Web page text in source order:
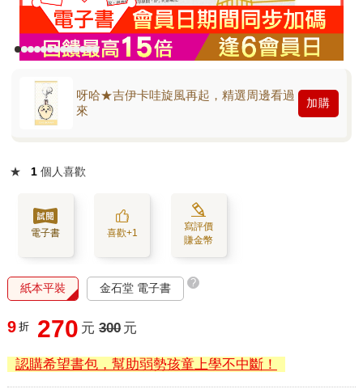
呀哈★吉伊卡哇旋風再起，精選周邊看過
來
加購
★ 1 個人喜歡
電子書 喜歡+1
寫評價
賺金幣
紙本平裝 金石堂 電子書 ?
9 折 270 元 300 元
認購希望書包，幫助弱勢孩童上學不中斷！